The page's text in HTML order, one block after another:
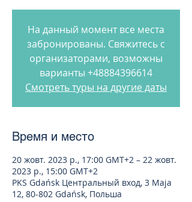
На данный момент все места
забронированы. Свяжитесь с
организаторами, возможны
варианты +48884396614
Смотреть туры на другие даты
Время и место
20 жовт. 2023 р., 17:00 GMT+2 – 22 жовт.
2023 р., 15:00 GMT+2
PKS Gdańsk Центральный вход, 3 Maja
12, 80-802 Gdańsk, Польша